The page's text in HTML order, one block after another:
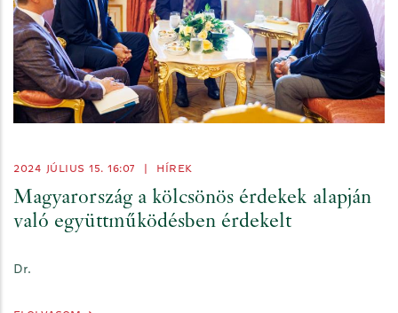
2024 JÚLIUS 15. 16:07 HÍREK
Magyarország a kölcsönös érdekek alapján
való együttműködésben érdekelt
Dr.